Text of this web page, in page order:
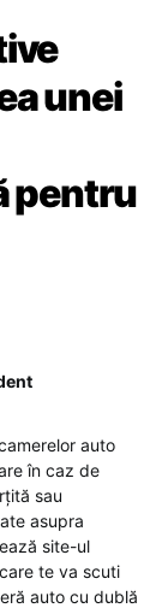
unei
pentru
auto
în caz de
sau
asupra
site-ul
care te va scuti
auto cu dublă